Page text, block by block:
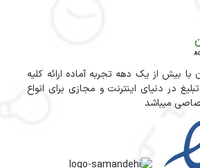
بیش از یک دهه تجربه آماده ارائه کلیه
در دنیای اینترنت و مجازی برای انواع
میباشد